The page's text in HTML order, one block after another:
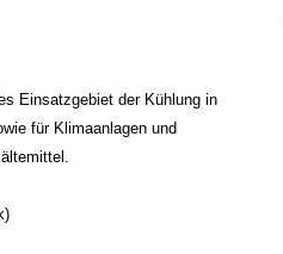
Einsatzgebiet der Kühlung in
für Klimaanlagen und